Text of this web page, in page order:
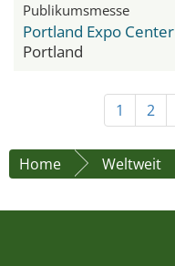
Publikumsmesse
Portland Expo Center
Portland
1 2
Home Weltweit